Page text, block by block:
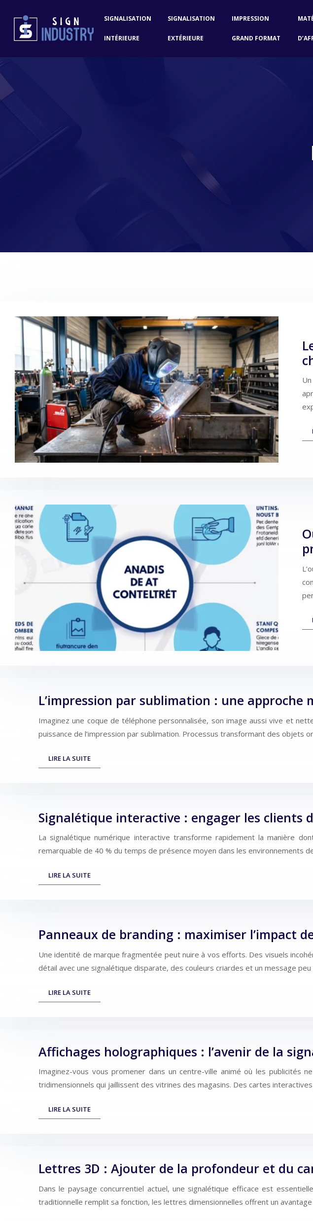
SIGNALISATION
INTÉRIEURE
SIGNALISATION
EXTÉRIEURE
IMPRESSION
GRAND FORMAT
L’impression par sublimation : une
Imaginez une coque de téléphone personnalisée, son image aussi vive et
puissance de l’impression par sublimation. Processus transformant des objets
LIRE LA SUITE
Signalétique interactive : engager les clients
La signalétique numérique interactive transforme rapidement la manière
remarquable de 40 % du temps de présence moyen dans les environnements
LIRE LA SUITE
Panneaux de branding : maximiser l’impact
Une identité de marque fragmentée peut nuire à vos efforts. Des visuels
détail avec une signalétique disparate, des couleurs criardes et un message peu
LIRE LA SUITE
Affichages holographiques : l’avenir de la
Imaginez-vous vous promener dans un centre-ville animé où les publicités
tridimensionnels qui jaillissent des vitrines des magasins. Des cartes
LIRE LA SUITE
Lettres 3D : Ajouter de la profondeur et du
Dans le paysage concurrentiel actuel, une signalétique efficace est
traditionnelle remplit sa fonction, les lettres dimensionnelles offrent un